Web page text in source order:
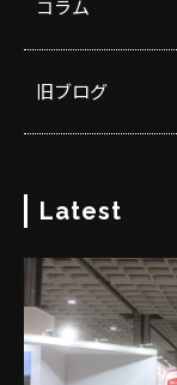
コラム
旧ブログ
Latest